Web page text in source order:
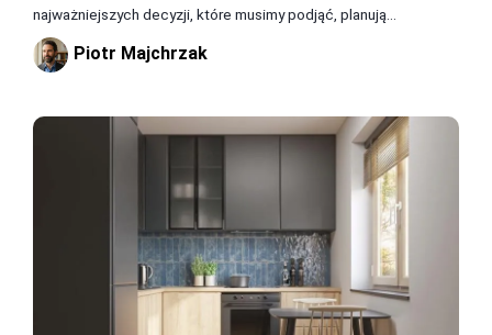
najważniejszych decyzji, które musimy podjąć, planują...
Piotr Majchrzak